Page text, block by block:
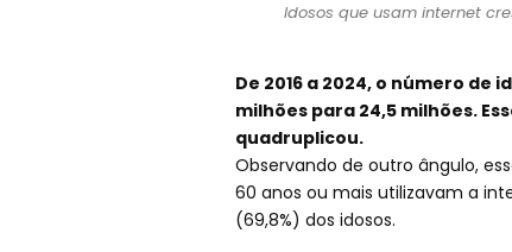
Idosos que usam internet
De 2016 a 2024, o número de
milhões para 24,5 milhões.
quadruplicou.
Observando de outro ângulo,
60 anos ou mais utilizavam a
(69,8%) dos idosos.